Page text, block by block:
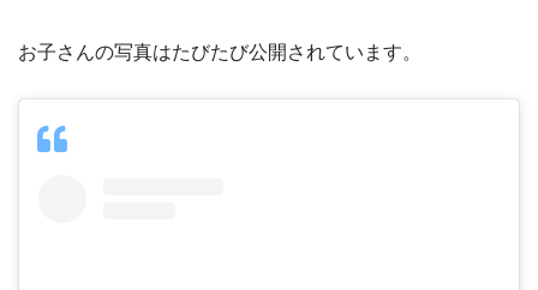
お子さんの写真はたびたび公開されています。